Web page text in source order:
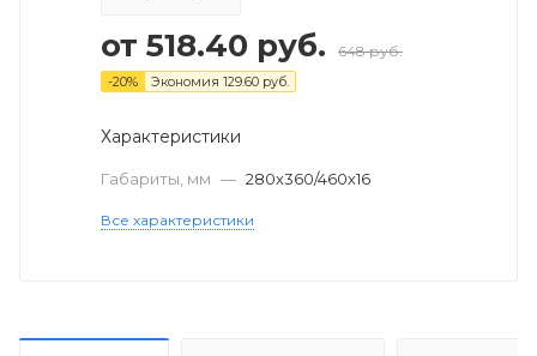
от 518.40 руб. 648 руб.
-20% Экономия 129.60 руб.
Характеристики
Габариты, мм — 280х360/460х16
Все характеристики